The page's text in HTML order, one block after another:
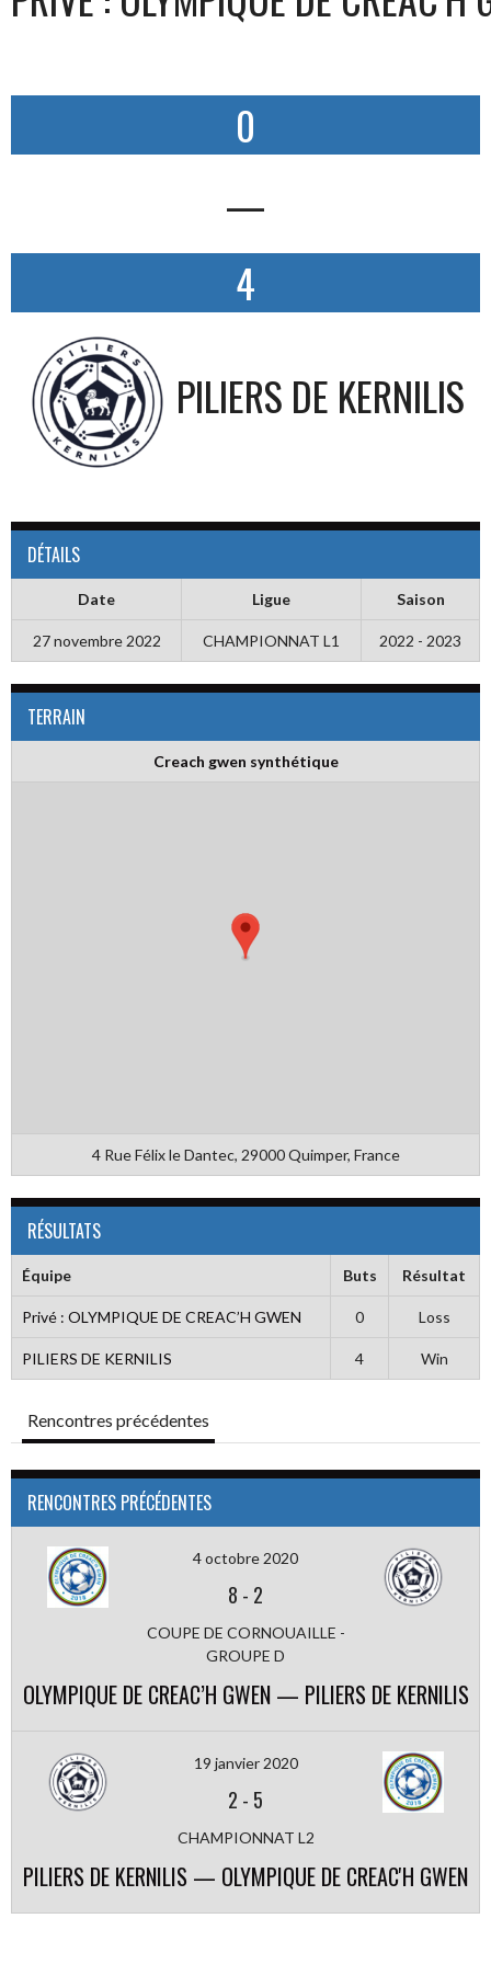
0
—
4
PILIERS DE KERNILIS
DÉTAILS
Date Ligue Saison
27 novembre 2022 CHAMPIONNAT L1 2022 - 2023
TERRAIN
Creach gwen synthétique
4 Rue Félix le Dantec, 29000 Quimper, France
RÉSULTATS
Équipe Buts Résultat
Privé : OLYMPIQUE DE CREAC’H GWEN 0 Loss
PILIERS DE KERNILIS 4 Win
Rencontres précédentes
RENCONTRES PRÉCÉDENTES
4 octobre 2020
8 - 2
COUPE DE CORNOUAILLE -
GROUPE D
OLYMPIQUE DE CREAC’H GWEN — PILIERS DE KERNILIS
19 janvier 2020
2 - 5
CHAMPIONNAT L2
PILIERS DE KERNILIS — OLYMPIQUE DE CREAC'H GWEN